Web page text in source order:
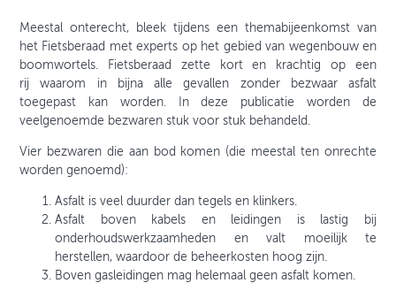
Meestal onterecht, bleek tijdens een themabijeenkomst van
het Fietsberaad met experts op het gebied van wegenbouw en
boomwortels. Fietsberaad zette kort en krachtig op een
rij waarom in bijna alle gevallen zonder bezwaar asfalt
toegepast kan worden. In deze publicatie worden de
veelgenoemde bezwaren stuk voor stuk behandeld.
Vier bezwaren die aan bod komen (die meestal ten onrechte
worden genoemd):
Asfalt is veel duurder dan tegels en klinkers.
Asfalt boven kabels en leidingen is lastig bij
onderhoudswerkzaamheden en valt moeilijk te
herstellen, waardoor de beheerkosten hoog zijn.
Boven gasleidingen mag helemaal geen asfalt komen.